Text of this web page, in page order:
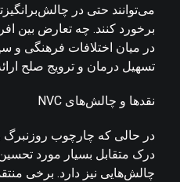
می‌توانند حتی در
برخورد کنند. چه تعارض بین
تسهیل درمان و ترویج صلح
نقدها و چالش‌های NVC
در حالی که چارچوب روزنبرگ
درک متقابل بسیار مورد